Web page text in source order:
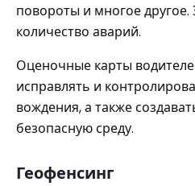
повороты и многое другое.
количество аварий.
Оценочные карты
исправлять и
вождения, а также
безопасную среду.
Геофенсинг